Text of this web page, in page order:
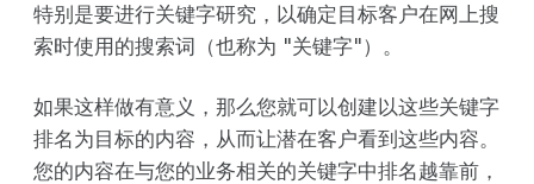
特别是要进行关键字研究，以确定目标客户在网上搜
索时使用的搜索词（也称为 "关键字"）。
如果这样做有意义，那么您就可以创建以这些关键字
排名为目标的内容，从而让潜在客户看到这些内容。
您的内容在与您的业务相关的关键字中排名越靠前，